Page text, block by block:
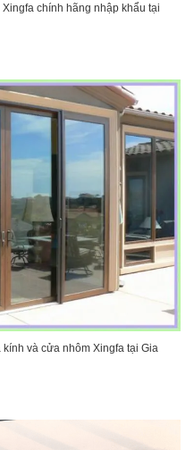
chính hãng nhập khẩu tại
và cửa nhôm Xingfa tại Gia